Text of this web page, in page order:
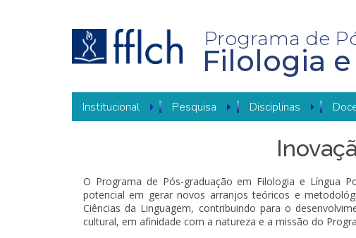
Programa de
Filologia
NAVEGAÇÃO
PRINCIPAL
Institucional Pesquisa Disciplinas
O Programa de Pós-graduação em Filologia e Língua
potencial em gerar novos arranjos teóricos e
Ciências da Linguagem, contribuindo para o
cultural, em afinidade com a natureza e a missão do